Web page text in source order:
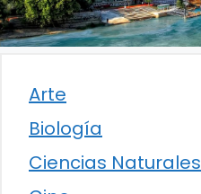
Arte
Biología
Ciencias Naturales